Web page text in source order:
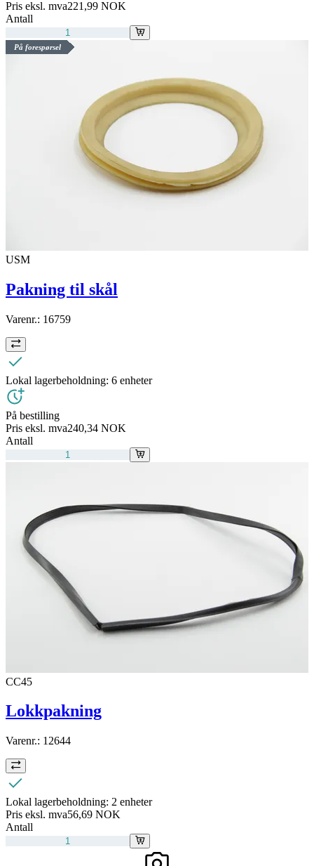
Pris eksl. mva221,99 NOK
Antall
På forespørsel
USM
Pakning til skål
Varenr.: 16759
Lokal lagerbeholdning: 6 enheter
På bestilling
Pris eksl. mva240,34 NOK
Antall
CC45
Lokkpakning
Varenr.: 12644
Lokal lagerbeholdning: 2 enheter
Pris eksl. mva56,69 NOK
Antall